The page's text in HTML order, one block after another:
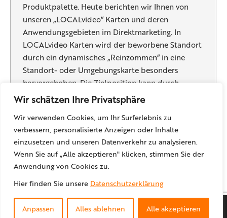
Wir schätzen Ihre Privatsphäre
Wir verwenden Cookies, um Ihr Surferlebnis zu
verbessern, personalisierte Anzeigen oder Inhalte
einzusetzen und unseren Datenverkehr zu analysieren.
Wenn Sie auf „Alle akzeptieren" klicken, stimmen Sie der
Anwendung von Cookies zu.
Hier finden Sie unsere Datenschutzerklärung
Anpassen Alles ablehnen Alle akzeptieren
Produktpalette. Heute berichten wir Ihnen von
unseren „LOCALvideo“ Karten und deren
Anwendungsgebieten im Direktmarketing. In
LOCALvideo Karten wird der beworbene Standort
durch ein dynamisches „Reinzommen“ in eine
Standort- oder Umgebungskarte besonders
hervorgehoben. Die Zielposition kann durch
individuelle Icons oder kundenspezisische
← … 7
© locr GmbH